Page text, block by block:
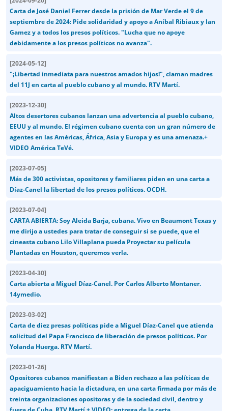
Carta de José Daniel Ferrer desde la prisión de Mar Verde el 9 de
septiembre de 2024: Pide solidaridad y apoyo a Aníbal Ribiaux y Ian
Gamez y a todos los presos políticos. "Lucha que no apoye
debidamente a los presos políticos no avanza".
[2024-05-12]
"¡Libertad inmediata para nuestros amados hijos!", claman madres
del 11J en carta al pueblo cubano y al mundo. RTV Martí.
[2023-12-30]
Altos desertores cubanos lanzan una advertencia al pueblo cubano,
EEUU y al mundo. El régimen cubano cuenta con un gran número de
agentes en las Américas, África, Asia y Europa y es una amenaza.+
VIDEO América TeVé.
[2023-07-05]
Más de 300 activistas, opositores y familiares piden en una carta a
Díaz-Canel la libertad de los presos políticos. OCDH.
[2023-07-04]
CARTA ABIERTA: Soy Aleida Barja, cubana. Vivo en Beaumont Texas y
me dirijo a ustedes para tratar de conseguir si se puede, que el
cineasta cubano Lilo Villaplana pueda Proyectar su película
Plantadas en Houston, queremos verla.
[2023-04-30]
Carta abierta a Miguel Díaz-Canel. Por Carlos Alberto Montaner.
14ymedio.
[2023-03-02]
Carta de diez presas políticas pide a Miguel Díaz-Canel que atienda
solicitud del Papa Francisco de liberación de presos políticos. Por
Yolanda Huerga. RTV Martí.
[2023-01-26]
Opositores cubanos manifiestan a Biden rechazo a las políticas de
apaciguamiento hacia la dictadura, en una carta firmada por más de
treinta organizaciones opositoras y de la sociedad civil, dentro y